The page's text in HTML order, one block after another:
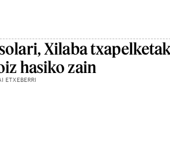
Xilaba
hasiko zain
ETXEBERRI